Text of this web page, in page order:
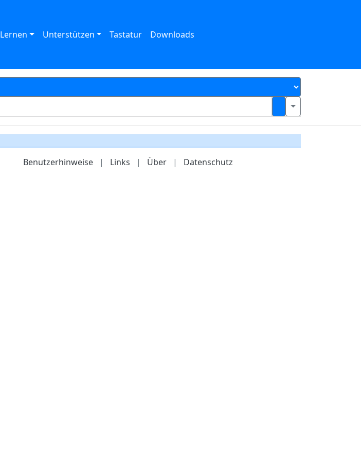
Lernen Unterstützen Tastatur Downloads
Benutzerhinweise | Links | Über | Datenschutz